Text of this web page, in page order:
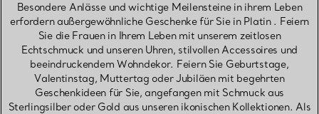
Besondere Anlässe und wichtige Meilensteine in ihrem Leben
erfordern außergewöhnliche Geschenke für Sie in Platin . Feiern
Sie die Frauen in Ihrem Leben mit unserem zeitlosen
Echtschmuck und unseren Uhren, stilvollen Accessoires und
beeindruckendem Wohndekor. Feiern Sie Geburtstage,
Valentinstag, Muttertag oder Jubiläen mit begehrten
Geschenkideen für Sie, angefangen mit Schmuck aus
Sterlingsilber oder Gold aus unseren ikonischen Kollektionen. Als